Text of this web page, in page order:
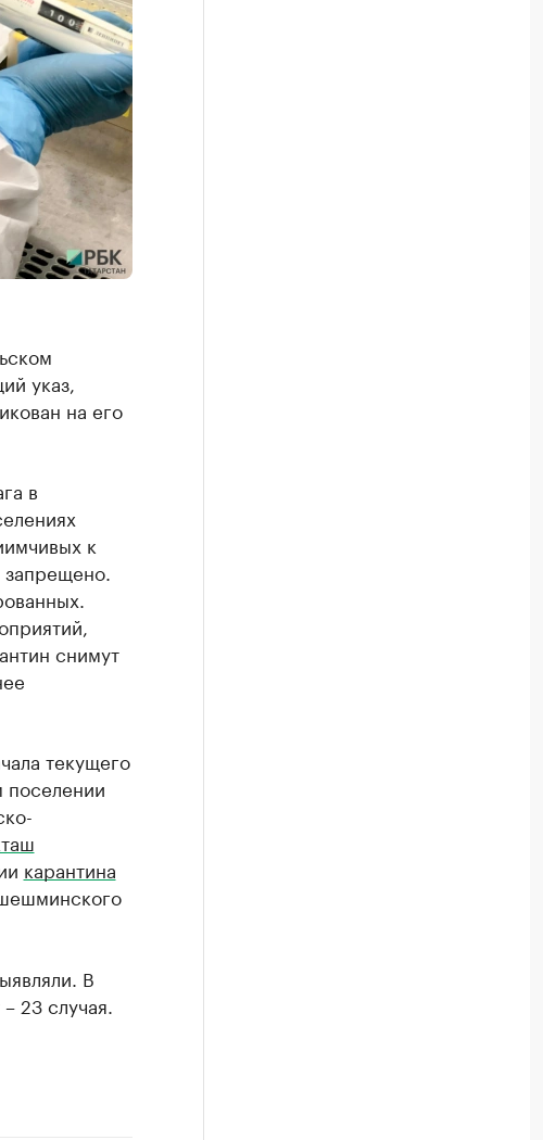
указ,
на его
в
к
снимут
текущего
поселении
карантина
В
23 случая.